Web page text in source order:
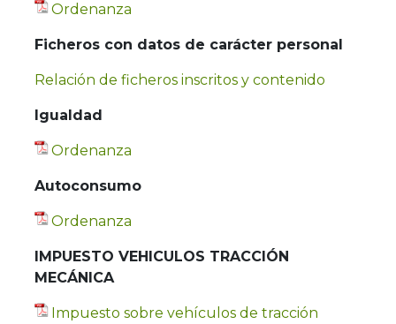
Ordenanza
Ficheros con datos de carácter personal
Relación de ficheros inscritos y contenido
Igualdad
Ordenanza
Autoconsumo
Ordenanza
IMPUESTO VEHICULOS TRACCIÓN
MECÁNICA
Impuesto sobre vehículos de tracción